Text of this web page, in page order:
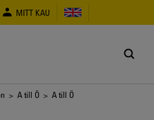
MITT KAU
> A till Ö > A till Ö